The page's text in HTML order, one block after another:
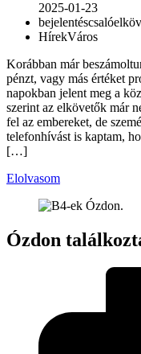
2025-01-23
bejelentéscsaló
HírekVáros
Korábban már
pénzt, vagy más értéket
napokban jelent meg a
szerint az elkövetők már
fel az embereket, de
telefonhívást is kaptam,
[…]
Elolvasom
Ózdon